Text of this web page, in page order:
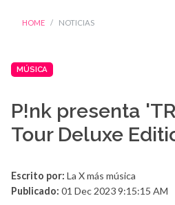
HOME NOTICIAS
MÚSICA
P!nk presenta
Tour Deluxe
Escrito por: La X más música
Publicado: 01 Dec 2023 9:15:15 AM